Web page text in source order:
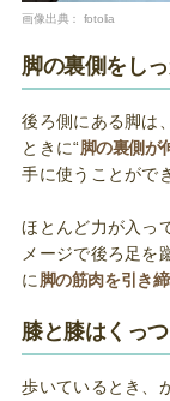
画像出典： fotolia
脚の裏側をし
後ろ側にある脚は
ときに“脚の裏側が
手に使うことがで
ほとんど力が入っ
メージで後ろ足を
に 脚の筋肉を引き
膝と膝はくっつ
歩いているとき、